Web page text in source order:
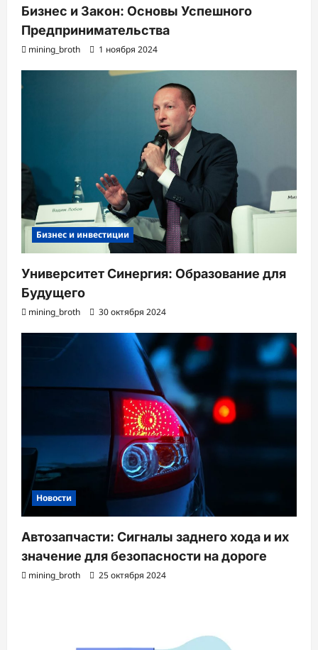
Бизнес и Закон: Основы Успешного
Предпринимательства
mining_broth 1 ноября 2024
Бизнес и инвестиции
Университет Синергия: Образование для
Будущего
mining_broth 30 октября 2024
Новости
Автозапчасти: Сигналы заднего хода и их
значение для безопасности на дороге
mining_broth 25 октября 2024